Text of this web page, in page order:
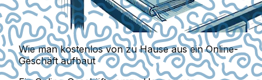
Wie man kostenlos von zu Hause aus ein Online-
Geschäft aufbaut